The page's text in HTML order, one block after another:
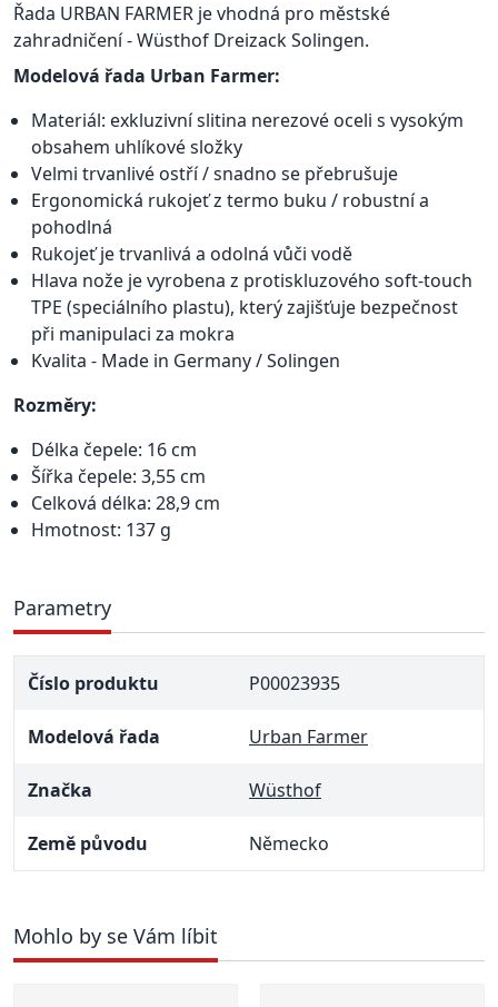
Řada URBAN FARMER je vhodná pro městské
zahradničení - Wüsthof Dreizack Solingen.
Modelová řada Urban Farmer:
Materiál: exkluzivní slitina nerezové oceli s vysokým
obsahem uhlíkové složky
Velmi trvanlivé ostří / snadno se přebrušuje
Ergonomická rukojeť z termo buku / robustní a
pohodlná
Rukojeť je trvanlivá a odolná vůči vodě
Hlava nože je vyrobena z protiskluzového soft-touch
TPE (speciálního plastu), který zajišťuje bezpečnost
při manipulaci za mokra
Kvalita - Made in Germany / Solingen
Rozměry:
Délka čepele: 16 cm
Šířka čepele: 3,55 cm
Celková délka: 28,9 cm
Hmotnost: 137 g
Parametry
Číslo produktu P00023935
Modelová řada Urban Farmer
Značka Wüsthof
Země původu Německo
Mohlo by se Vám líbit